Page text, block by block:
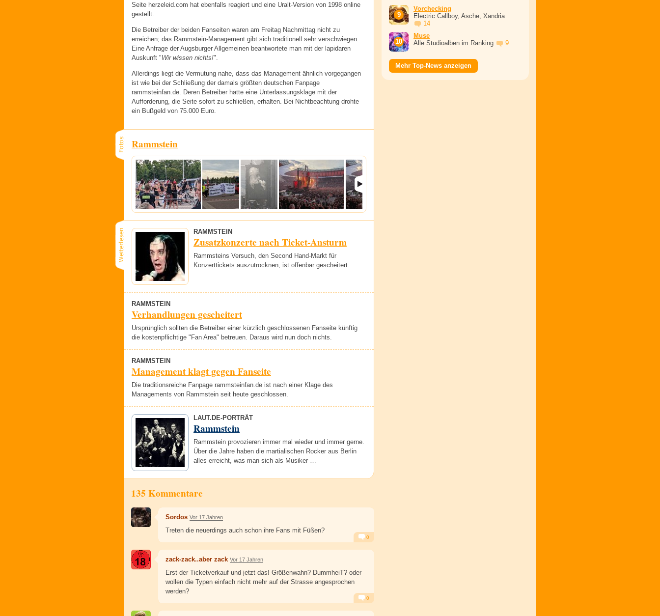
Seite herzeleid.com hat ebenfalls reagiert und eine Uralt-Version von 1998 online
gestellt.
Die Betreiber der beiden Fanseiten waren am Freitag Nachmittag nicht zu
erreichen; das Rammstein-Management gibt sich traditionell sehr verschwiegen.
Eine Anfrage der Augsburger Allgemeinen beantwortete man mit der lapidaren
Auskunft "Wir wissen nichts!".
Allerdings liegt die Vermutung nahe, dass das Management ähnlich vorgegangen
ist wie bei der Schließung der damals größten deutschen Fanpage
rammsteinfan.de. Deren Betreiber hatte eine Unterlassungsklage mit der
Aufforderung, die Seite sofort zu schließen, erhalten. Bei Nichtbeachtung drohte
ein Bußgeld von 75.000 Euro.
Rammstein
RAMMSTEIN
Zusatzkonzerte nach Ticket-Ansturm
Rammsteins Versuch, den Second Hand-Markt für
Konzerttickets auszutrocknen, ist offenbar gescheitert.
RAMMSTEIN
Verhandlungen gescheitert
Ursprünglich sollten die Betreiber einer kürzlich geschlossenen Fanseite künftig
die kostenpflichtige "Fan Area" betreuen. Daraus wird nun doch nichts.
RAMMSTEIN
Management klagt gegen Fanseite
Die traditionsreiche Fanpage rammsteinfan.de ist nach einer Klage des
Managements von Rammstein seit heute geschlossen.
LAUT.DE-PORTRÄT
Rammstein
Rammstein provozieren immer mal wieder und immer gerne.
Über die Jahre haben die martialischen Rocker aus Berlin
alles erreicht, was man sich als Musiker …
135 Kommentare
Sordos Vor 17 Jahren
Treten die neuerdings auch schon ihre Fans mit Füßen?
Alarm Antworten
0
zack-zack..aber zack Vor 17 Jahren
Erst der Ticketverkauf und jetzt das! Größenwahn? DummheiT? oder
wollen die Typen einfach nicht mehr auf der Strasse angesprochen
werden?
Alarm Antworten
0
Vorchecking
Electric Callboy, Asche, Xandria
14
Muse
Alle Studioalben im Ranking
9
Mehr Top-News anzeigen